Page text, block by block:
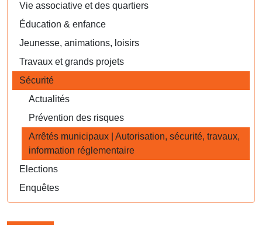
Vie associative et des quartiers
Éducation & enfance
Jeunesse, animations, loisirs
Travaux et grands projets
Sécurité
Actualités
Prévention des risques
Arrêtés municipaux | Autorisation, sécurité, travaux,
information réglementaire
Elections
Enquêtes